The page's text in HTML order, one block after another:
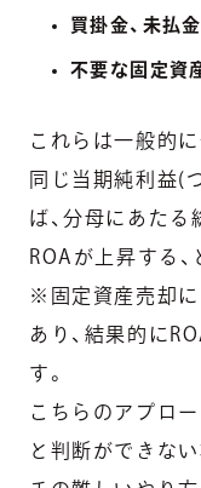
買掛金、未払
不要な固定資
これらは一般的
同じ当期純利益(
ば、分母にあたる
ROAが上昇する、
※固定資産売却に
あり、結果的に
す。
こちらのアプロ
と判断ができな